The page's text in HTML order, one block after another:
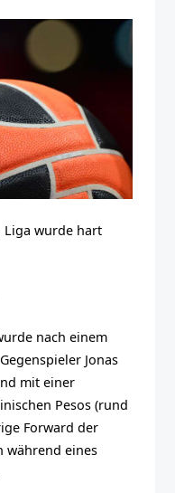
Liga wurde hart
nach einem
Jonas
mit einer
Pesos (rund
Forward der
während eines